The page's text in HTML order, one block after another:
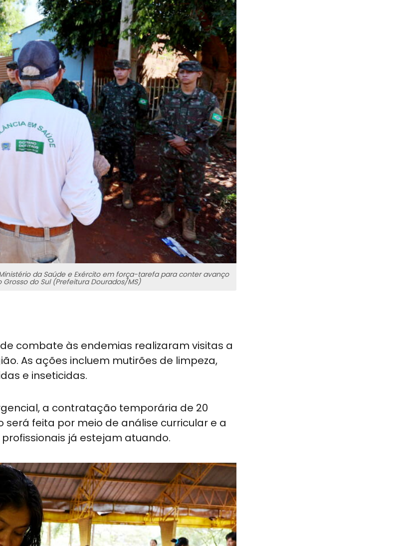
da Saúde e Exército em força-tarefa para conter avanço
do Sul (Prefeitura Dourados/MS)
combate às endemias realizaram visitas a
As ações incluem mutirões de limpeza,
e inseticidas.
a contratação temporária de 20
feita por meio de análise curricular e a
já estejam atuando.